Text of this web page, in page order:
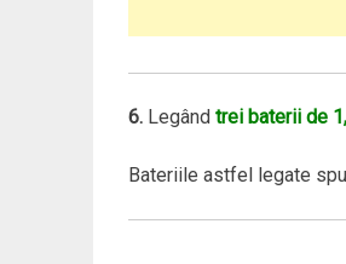
6.Legând trei baterii de
Bateriile astfel legate